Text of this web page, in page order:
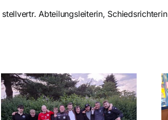
Abteilungsleiterin, Schiedsrichterin
Punktgewinn in